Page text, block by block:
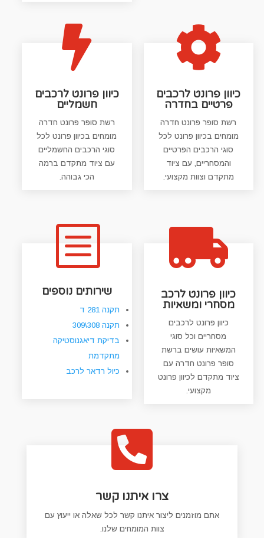
b
שירותים נוספים
תקנה 281 ד
תקנה 308\309
בדיקת דיאגנוסטיקה
מתקדמת
כיול רדאר לרכב

כיוון פרונט לרכב
מסחרי ומשאיות
כיוון פרונט לרכבים
מסחריים וכל סוגי
המשאיות עושים ברשת
סופר פרונט חדרה עם
ציוד מתקדם לכיוון פרונט
מקצועי.

כיוון פרונט לרכבים
חשמליים
רשת סופר פרונט חדרה
מומחים בכיוון פרונט לכל
סוגי הרכבים החשמליים
עם ציוד מתקדם ברמה
הכי גבוהה.

כיוון פרונט לרכבים
פרטיים בחדרה
רשת סופר פרונט חדרה
מומחים בכיוון פרונט לכל
סוגי הרכבים הפרטיים
והמסחריים, עם ציוד
מתקדם וצוות מקצועי.

צרו איתנו קשר
אתם מוזמנים ליצור איתנו קשר לכל שאלה או ייעוץ עם
צוות המומחים שלנו.